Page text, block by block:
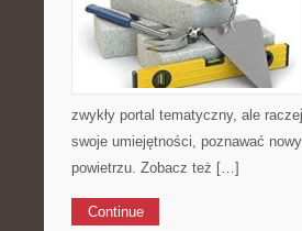
zwykły portal tematyczny, ale
swoje umiejętności, poznawać
powietrzu. Zobacz też […]
Continue